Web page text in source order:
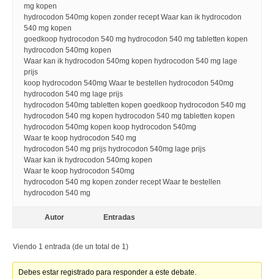
mg kopen
hydrocodon 540mg kopen zonder recept Waar kan ik hydrocodon
540 mg kopen
goedkoop hydrocodon 540 mg hydrocodon 540 mg tabletten kopen
hydrocodon 540mg kopen
Waar kan ik hydrocodon 540mg kopen hydrocodon 540 mg lage
prijs
koop hydrocodon 540mg Waar te bestellen hydrocodon 540mg
hydrocodon 540 mg lage prijs
hydrocodon 540mg tabletten kopen goedkoop hydrocodon 540 mg
hydrocodon 540 mg kopen hydrocodon 540 mg tabletten kopen
hydrocodon 540mg kopen koop hydrocodon 540mg
Waar te koop hydrocodon 540 mg
hydrocodon 540 mg prijs hydrocodon 540mg lage prijs
Waar kan ik hydrocodon 540mg kopen
Waar te koop hydrocodon 540mg
hydrocodon 540 mg kopen zonder recept Waar te bestellen
hydrocodon 540 mg
Autor Entradas
Viendo 1 entrada (de un total de 1)
Debes estar registrado para responder a este debate.